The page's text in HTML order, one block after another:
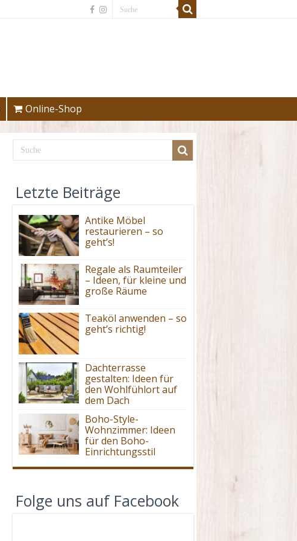
Online-Shop
Letzte Beiträge
Antike Möbel
restaurieren – so
geht’s!
Regale als Raumteiler
– Ideen, für kleine und
große Räume
Teaköl anwenden – so
geht’s richtig!
Dachterrasse
gestalten: Ideen für
den Wohlfühlort auf
dem Dach
Boho-Style-
Wohnzimmer: Ideen
für den Boho-
Einrichtungsstil
Folge uns auf Facebook